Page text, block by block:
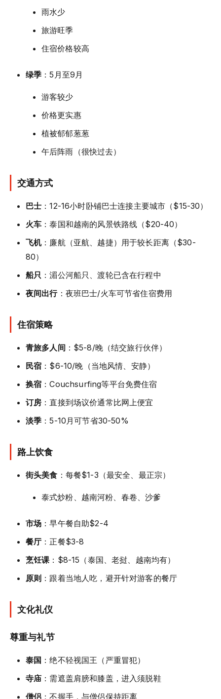
雨水少
旅游旺季
住宿价格较高
绿季 ：5月至9月
游客较少
价格更实惠
植被郁郁葱葱
午后阵雨（很快过去）
交通方式
巴士 ：12-16小时卧铺巴士连接主要城市（$15-30）
火车 ：泰国和越南的风景铁路线（$20-40）
飞机：廉航（亚航、越捷）用于较长距离（$30-
80）
船只 ：湄公河船只、渡轮已含在行程中
夜间出行：夜班巴士/火车可节省住宿费用
住宿策略
青旅多人间 ：$5-8/晚（结交旅行伙伴）
民宿 ：$6-10/晚（当地风情、安静）
换宿 ：Couchsurfing等平台免费住宿
订房 ：直接到场议价通常比网上便宜
淡季 ：5-10月可节省30-50%
路上饮食
街头美食 ：每餐$1-3（最安全、最正宗）
泰式炒粉、越南河粉、春卷、沙爹
市场 ：早午餐自助$2-4
餐厅 ：正餐$3-8
烹饪课 ：$8-15（泰国、老挝、越南均有）
原则 ：跟着当地人吃，避开针对游客的餐厅
文化礼仪
尊重与礼节
泰国 ：绝不轻视国王（严重冒犯）
寺庙 ：需遮盖肩膀和膝盖，进入须脱鞋
僧侣 ：不握手，与僧侣保持距离